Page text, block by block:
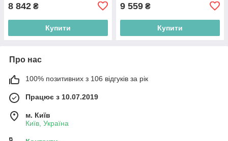
8 842 ₴
Купити
9 559 ₴
Купити
Про нас
100% позитивних з 106 відгуків за рік
Працює з 10.07.2019
м. Київ
Київ, Україна